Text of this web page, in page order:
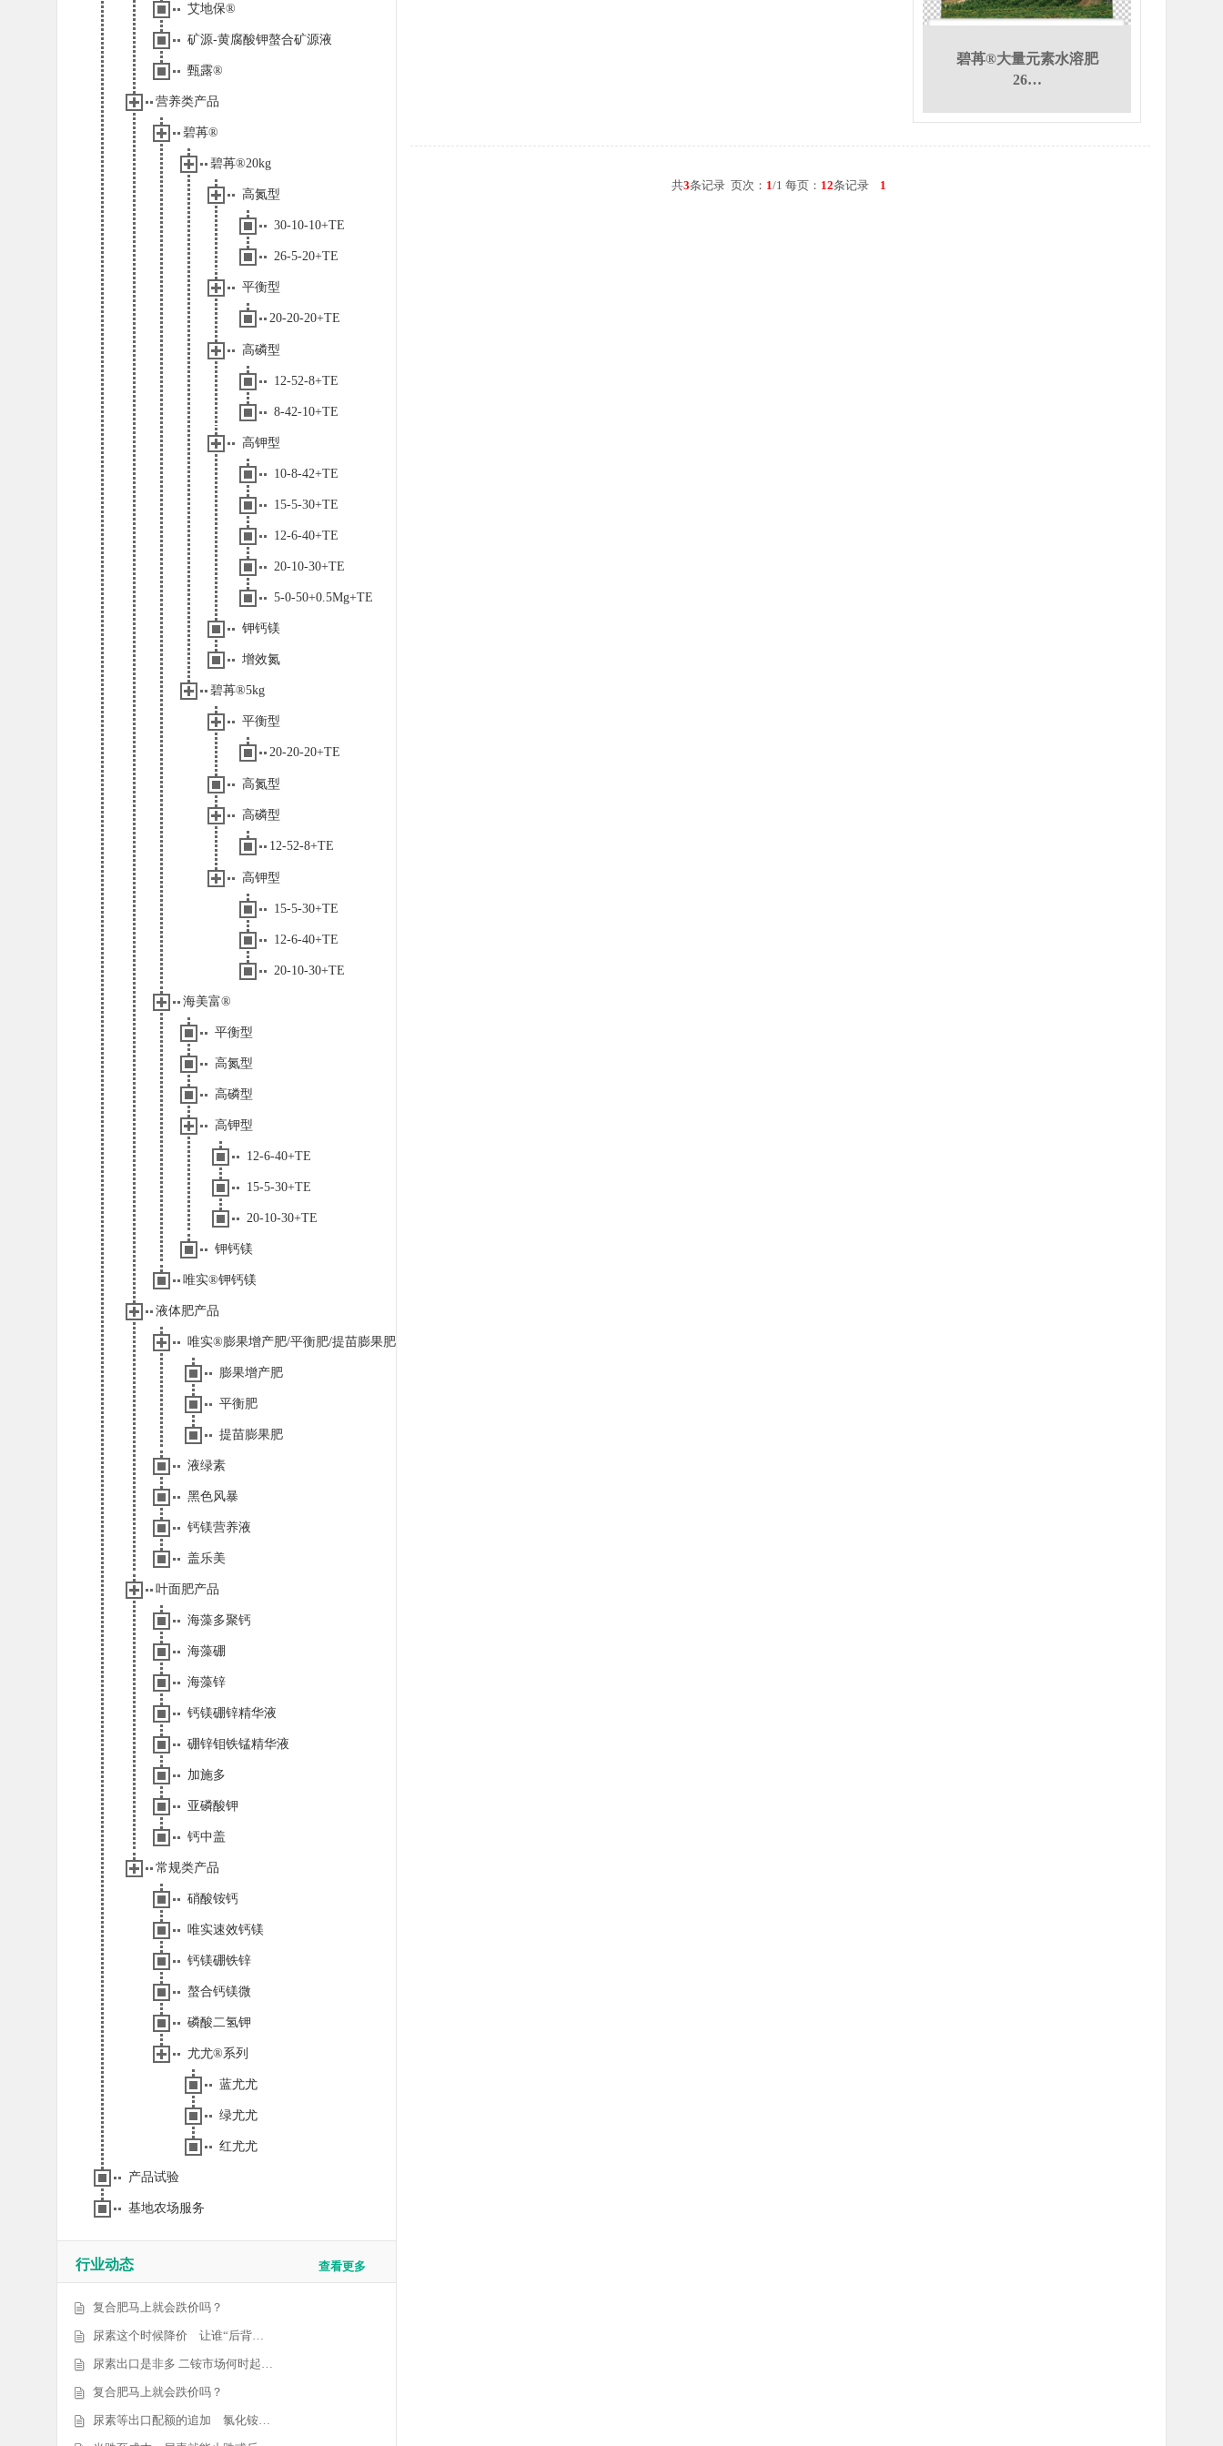
艾地保®
矿源-黄腐酸钾螯合矿源液
甄露®
营养类产品
碧苒®
碧苒®20kg
高氮型
30-10-10+TE
26-5-20+TE
平衡型
20-20-20+TE
高磷型
12-52-8+TE
8-42-10+TE
高钾型
10-8-42+TE
15-5-30+TE
12-6-40+TE
20-10-30+TE
5-0-50+0.5Mg+TE
钾钙镁
增效氮
碧苒®5kg
平衡型
20-20-20+TE
高氮型
高磷型
12-52-8+TE
高钾型
15-5-30+TE
12-6-40+TE
20-10-30+TE
海美富®
平衡型
高氮型
高磷型
高钾型
12-6-40+TE
15-5-30+TE
20-10-30+TE
钾钙镁
唯实®钾钙镁
液体肥产品
唯实®膨果增产肥/平衡肥/提苗膨果肥
膨果增产肥
平衡肥
提苗膨果肥
液绿素
黑色风暴
钙镁营养液
盖乐美
叶面肥产品
海藻多聚钙
海藻硼
海藻锌
钙镁硼锌精华液
硼锌钼铁锰精华液
加施多
亚磷酸钾
钙中盖
常规类产品
硝酸铵钙
唯实速效钙镁
钙镁硼铁锌
螯合钙镁微
磷酸二氢钾
尤尤®系列
蓝尤尤
绿尤尤
红尤尤
产品试验
基地农场服务
行业动态 查看更多
复合肥马上就会跌价吗？
尿素这个时候降价 让谁“后背…
尿素出口是非多 二铵市场何时起…
复合肥马上就会跌价吗？
尿素等出口配额的追加 氯化铵…
碧苒®大量元素水溶肥
26…
共3条记录 页次： 1/1 每页： 12条记录 1